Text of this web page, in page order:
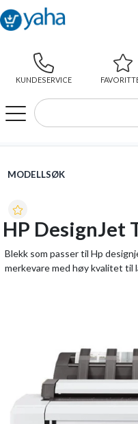
KUNDESERVICE
WEBSHOP
MODELLSØK
HP DesignJet
Blekk som passer til Hp
merkevare med høy kvalitet til